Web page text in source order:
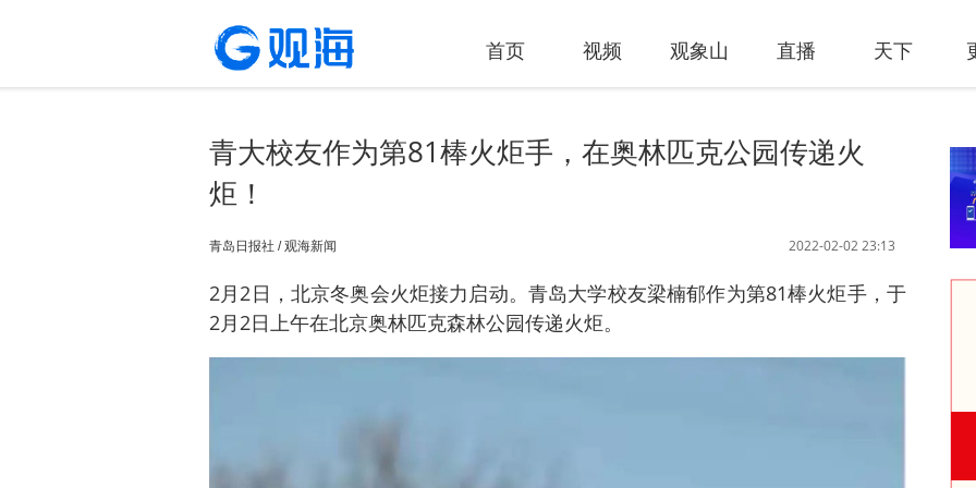
首页 视频 观象山 直播 天下
青大校友作为第81棒火炬手，在奥林匹克公园传递火
炬！
2022-02-02 23:13
青岛日报社 / 观海新闻
2月2日，北京冬奥会火炬接力启动。青岛大学校友梁楠郁作为第81棒火炬手，于
2月2日上午在北京奥林匹克森林公园传递火炬。